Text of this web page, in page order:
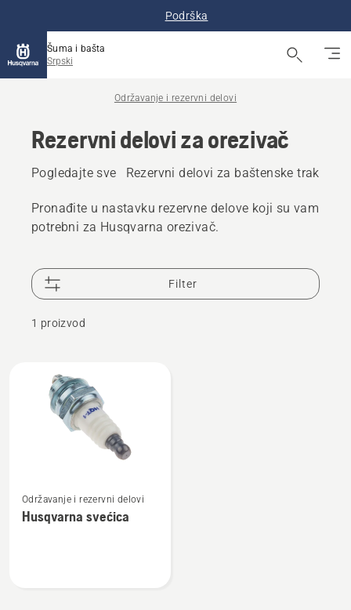
Podrška
Šuma i bašta
Srpski
Održavanje i rezervni delovi
Rezervni delovi za orezivač
Pogledajte sve Rezervni delovi za baštenske traktore
Pronađite u nastavku rezervne delove koji su vam
potrebni za Husqvarna orezivač.
Filter
1 proizvod
Učitajte
proizvode
više
detalja
Održavanje i rezervni delovi
Husqvarna svećica